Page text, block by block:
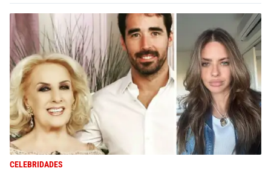
CELEBRIDADES